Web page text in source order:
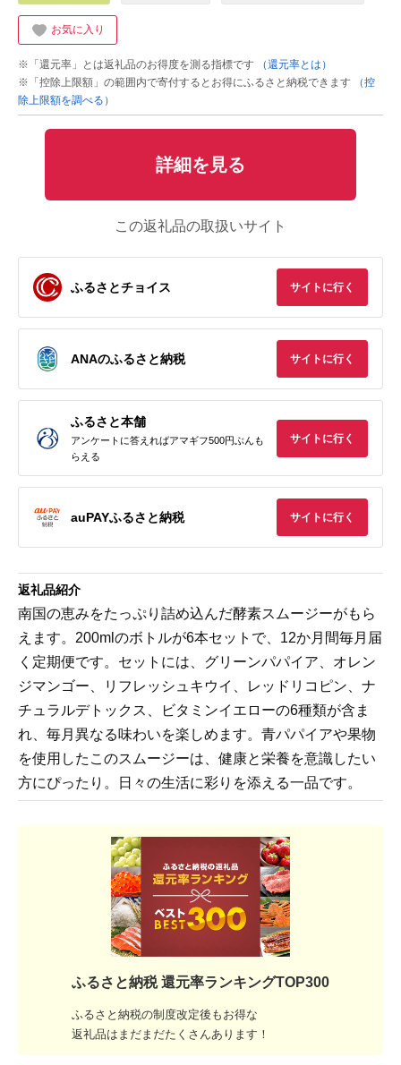
お気に入り
※「還元率」とは返礼品のお得度を測る指標です
（還元率とは）
※「控除上限額」の範囲内で寄付するとお得にふるさと納税できます
（控
除上限額を調べる）
詳細を見る
この返礼品の取扱いサイト
ふるさとチョイス サイトに行く
ANAのふるさと納税 サイトに行く
ふるさと本舗
アンケートに答えればアマギフ500円ぶんも
らえる
サイトに行く
auPAYふるさと納税 サイトに行く
返礼品紹介
南国の恵みをたっぷり詰め込んだ酵素スムージーがもら
えます。200mlのボトルが6本セットで、12か月間毎月届
く定期便です。セットには、グリーンパパイア、オレン
ジマンゴー、リフレッシュキウイ、レッドリコピン、ナ
チュラルデトックス、ビタミンイエローの6種類が含ま
れ、毎月異なる味わいを楽しめます。青パパイアや果物
を使用したこのスムージーは、健康と栄養を意識したい
方にぴったり。日々の生活に彩りを添える一品です。
ふるさと納税 還元率ランキングTOP300
ふるさと納税の制度改定後もお得な
返礼品はまだまだたくさんあります！